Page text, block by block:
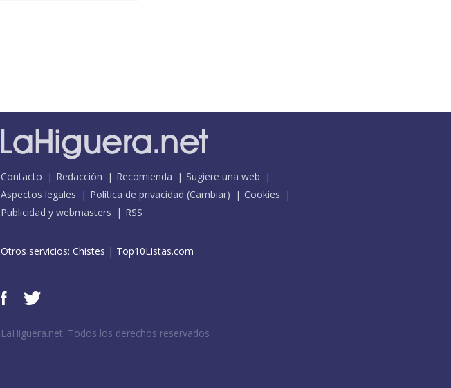
Contacto Redacción Recomienda
Sugiere una web
Aspectos legales
Política de privacidad (Cambiar)
Cookies
Publicidad y webmasters
RSS
Otros servicios: Chistes | Top10Listas.com
LaHiguera.net. Todos los derechos reservados